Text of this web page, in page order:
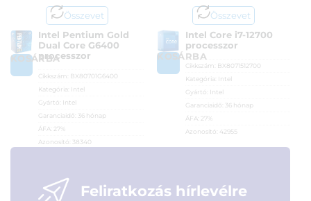
Összevet
KOSÁRBA
Intel Pentium Gold
Dual Core G6400
processzor
Cikkszám: BX80701G6400
Kategória: Intel
Gyártó: Intel
Garanciaidő: 36 hónap
ÁFA: 27%
Azonosító: 38340
Összevet
KOSÁRBA
Intel Core i7-12700
processzor
Cikkszám: BX8071512700
Kategória: Intel
Gyártó: Intel
Garanciaidő: 36 hónap
ÁFA: 27%
Azonosító: 42955
Feliratkozás hírlevélre